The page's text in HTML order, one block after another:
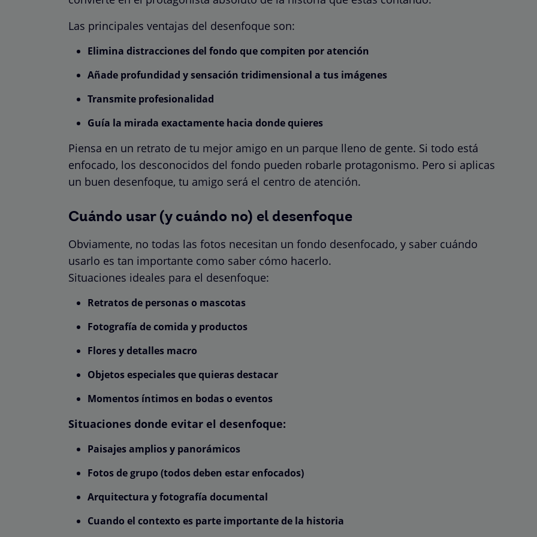
Las principales ventajas del desenfoque son:
Elimina distracciones del fondo que compiten por atención
Añade profundidad y sensación tridimensional a tus imágenes
Transmite profesionalidad
Guía la mirada exactamente hacia donde quieres
Piensa en un retrato de tu mejor amigo en un parque lleno de gente. Si todo está
enfocado, los desconocidos del fondo pueden robarle protagonismo. Pero si aplicas
un buen desenfoque, tu amigo será el centro de atención.
Cuándo usar (y cuándo no) el desenfoque
Obviamente, no todas las fotos necesitan un fondo desenfocado, y saber cuándo
usarlo es tan importante como saber cómo hacerlo.
Situaciones ideales para el desenfoque:
Retratos de personas o mascotas
Fotografía de comida y productos
Flores y detalles macro
Objetos especiales que quieras destacar
Momentos íntimos en bodas o eventos
Situaciones donde evitar el desenfoque:
Paisajes amplios y panorámicos
Fotos de grupo (todos deben estar enfocados)
Arquitectura y fotografía documental
Cuando el contexto es parte importante de la historia